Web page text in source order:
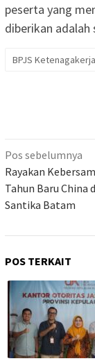
peserta yang
diberikan adalah
BPJS
Navigasi
pos
Pos sebelumnya
Rayakan
Tahun Baru China
Santika Batam
POS TERKAIT